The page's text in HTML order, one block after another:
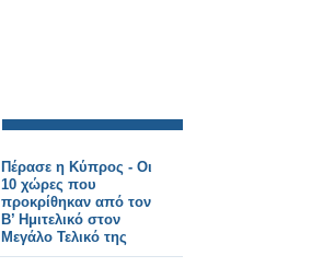
Πέρασε η Κύπρος - Οι
10 χώρες που
προκρίθηκαν από τον
Β’ Ημιτελικό στον
Μεγάλο Τελικό της
Eurovision 2026!